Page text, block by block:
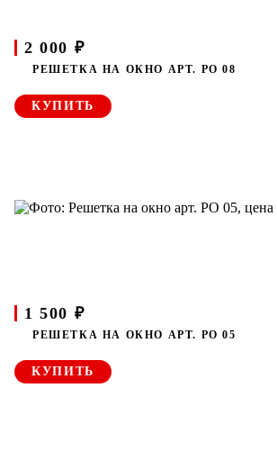
2 000 ₽
РЕШЕТКА НА ОКНО АРТ. РО 08
КУПИТЬ
1 500 ₽
РЕШЕТКА НА ОКНО АРТ. РО 05
КУПИТЬ